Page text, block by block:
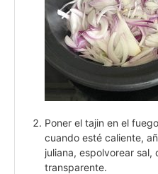
Poner el tajin en el
cuando esté caliente,
juliana, espolvorear
transparente.